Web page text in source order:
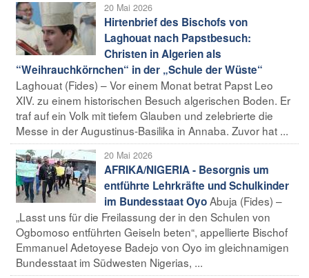
20 Mai 2026
Hirtenbrief des Bischofs von
Laghouat nach Papstbesuch:
Christen in Algerien als
“Weihrauchkörnchen“ in der „Schule der Wüste“
Laghouat (Fides) – Vor einem Monat betrat Papst Leo
XIV. zu einem historischen Besuch algerischen Boden. Er
traf auf ein Volk mit tiefem Glauben und zelebrierte die
Messe in der Augustinus-Basilika in Annaba. Zuvor hat ...
20 Mai 2026
AFRIKA/NIGERIA - Besorgnis um
entführte Lehrkräfte und Schulkinder
im Bundesstaat OyoAbuja (Fides) –
„Lasst uns für die Freilassung der in den Schulen von
Ogbomoso entführten Geiseln beten“, appellierte Bischof
Emmanuel Adetoyese Badejo von Oyo im gleichnamigen
Bundesstaat im Südwesten Nigerias, ...